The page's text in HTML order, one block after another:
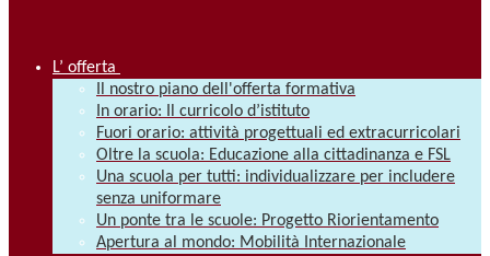
L’ offerta
Il nostro piano dell'offerta formativa
In orario: Il curricolo d’istituto
Fuori orario: attività progettuali ed extracurricolari
Oltre la scuola: Educazione alla cittadinanza e FSL
Una scuola per tutti: individualizzare per includere
senza uniformare
Un ponte tra le scuole: Progetto Riorientamento
Apertura al mondo: Mobilità Internazionale